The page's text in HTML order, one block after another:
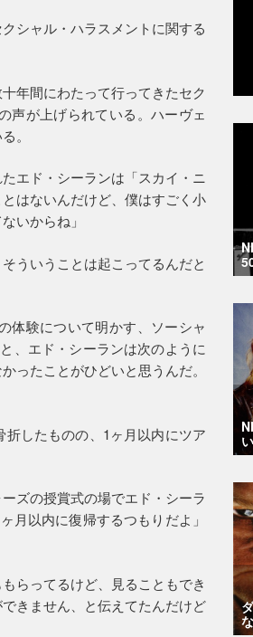
シャル・ハラスメントに関する
年間にわたって行ってきたセク
声が上げられている。ハーヴェ
。
エド・シーランは「スカイ・ニ
はないんだけど、僕はすごく小
いからね」
ういうことは起こってるんだと
体験について明かす、ソーシャ
、エド・シーランは次のように
ったことがひどいと思うんだ。
したものの、1ヶ月以内にツア
ズの授賞式の場でエド・シーラ
月以内に復帰するつもりだよ」
らってるけど、見ることもでき
きません、と伝えてたんだけど